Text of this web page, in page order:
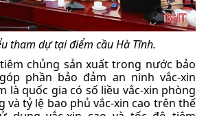
tham dự tại điểm cầu Hà Tĩnh.
chủng sản xuất trong nước bảo
phần bảo đảm an ninh vắc-xin
là quốc gia có số liều vắc-xin phòng
và tỷ lệ bao phủ vắc-xin cao trên thế